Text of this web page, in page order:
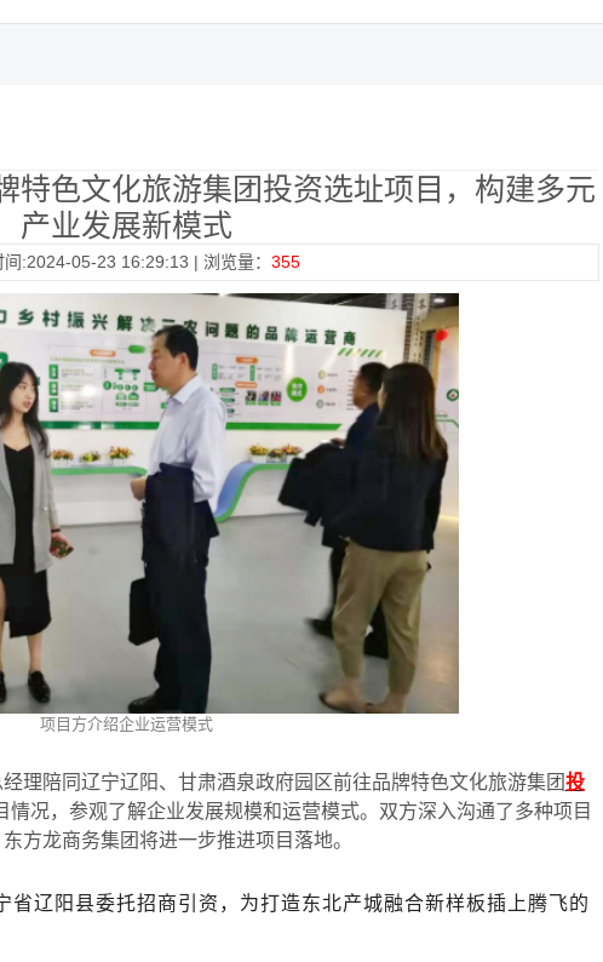
特色文化旅游集团投资选址项目，构建多元
产业发展新模式
间:2024-05-23 16:29:13 | 浏览量： 355
项目方介绍企业运营模式
陪同辽宁辽阳、甘肃酒泉政府园区前往品牌特色文化旅游集团投
情况，参观了解企业发展规模和运营模式。双方深入沟通了多种项目
方龙商务集团将进一步推进项目落地。
省辽阳县委托招商引资，为打造东北产城融合新样板插上腾飞的